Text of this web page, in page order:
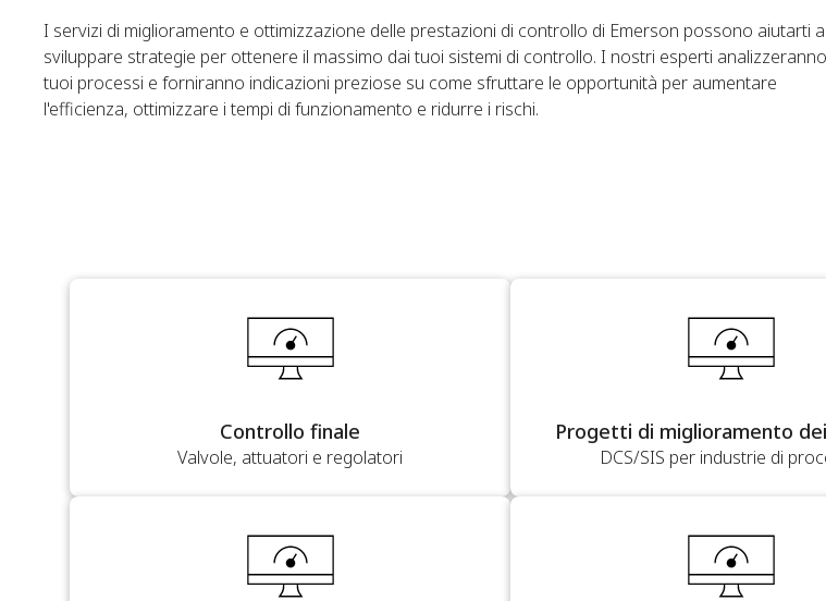
I servizi di miglioramento e ottimizzazione delle prestazioni di controllo di Emerson possono aiutarti a
sviluppare strategie per ottenere il massimo dai tuoi sistemi di controllo. I nostri esperti
tuoi processi e forniranno indicazioni preziose su come sfruttare le opportunità per aumentare
l'efficienza, ottimizzare i tempi di funzionamento e ridurre i rischi.
Controllo finale
Valvole, attuatori e regolatori
Progetti di miglioramento
DCS/SIS per industrie di